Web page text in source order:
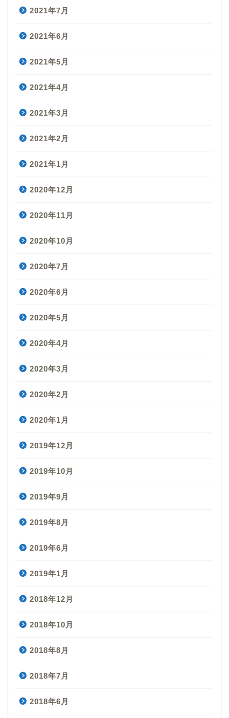
2021年7月
2021年6月
2021年5月
2021年4月
2021年3月
2021年2月
2021年1月
2020年12月
2020年11月
2020年10月
2020年7月
2020年6月
2020年5月
2020年4月
2020年3月
2020年2月
2020年1月
2019年12月
2019年10月
2019年9月
2019年8月
2019年6月
2019年1月
2018年12月
2018年10月
2018年8月
2018年7月
2018年6月